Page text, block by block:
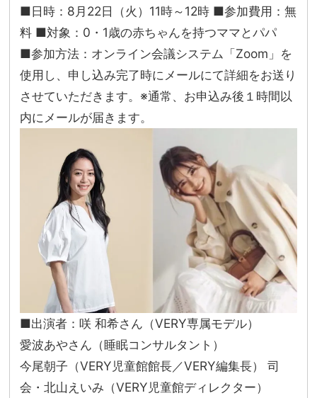
■日時：8月22日（火）11時～12時 ■参加費用：無
料 ■対象：0・1歳の赤ちゃんを持つママとパパ
■参加方法：オンライン会議システム「Zoom」を
使用し、 申し込み完了時にメールにて詳細をお送り
させていただきます。※通常、お申込み後１時間以
内にメールが届きます。
■出演者：咲 和希さん（VERY専属モデル）
愛波あやさん（睡眠コンサルタント）
今尾朝子（VERY児童館館長／VERY編集長） 司
会・北山えいみ（VERY児童館ディレクター）